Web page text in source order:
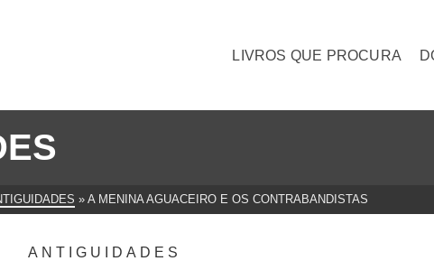
LIVROS QUE PROCURA
» A MENINA AGUACEIRO E OS CONTRABANDISTAS
ANTIGUIDADES